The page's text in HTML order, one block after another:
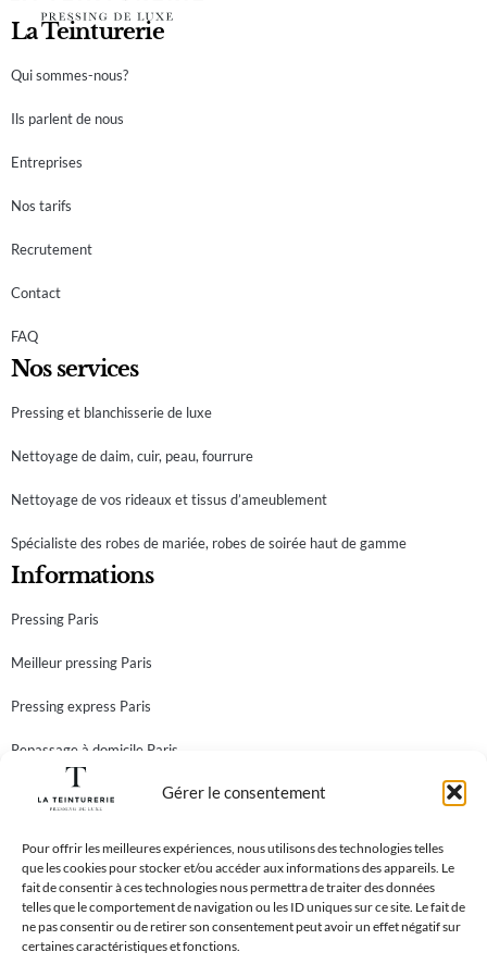
Gérer le consentement
Pour offrir les meilleures expériences, nous utilisons des technologies telles
que les cookies pour stocker et/ou accéder aux informations des appareils. Le
fait de consentir à ces technologies nous permettra de traiter des données
telles que le comportement de navigation ou les ID uniques sur ce site. Le fait de
ne pas consentir ou de retirer son consentement peut avoir un effet négatif sur
certaines caractéristiques et fonctions.
La Teinturerie
Qui sommes-nous?
Ils parlent de nous
Entreprises
Nos tarifs
Recrutement
Contact
FAQ
Nos services
Pressing et blanchisserie de luxe
Nettoyage de daim, cuir, peau, fourrure
Nettoyage de vos rideaux et tissus d’ameublement
Spécialiste des robes de mariée, robes de soirée haut de gamme
Informations
Pressing Paris
Meilleur pressing Paris
Pressing express Paris
Repassage à domicile Paris
Teinturier Paris
Abonnez-vous à notre newsletter et recevez toutes nos
meilleures offres!